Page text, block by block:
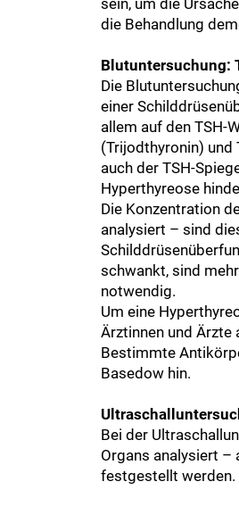
die Behandlung
Blutuntersuchung:
Die
einer
allem auf den TSH-
(Trijodthyronin) und
auch der TSH-
Hyperthyreose
Die Konzentration
analysiert – sind
schwankt, sind
notwendig.
Um eine
Ärztinnen und Ärzte
Bestimmte
Basedow hin.
Bei der
Organs analysiert –
festgestellt werden.